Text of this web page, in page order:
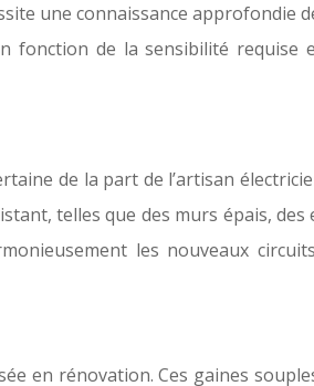
une connaissance approfondie
fonction de la sensibilité requise
de la part de l’artisan
telles que des murs épais,
les nouveaux
en rénovation. Ces gaines